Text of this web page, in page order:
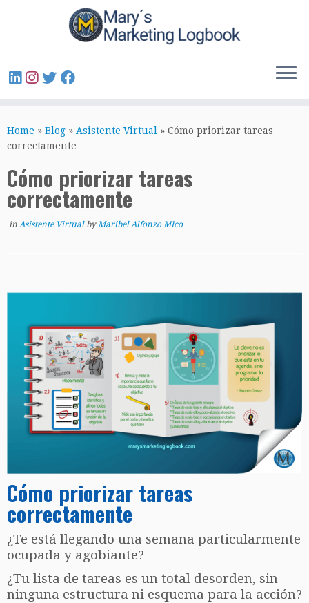
Home » Blog » Asistente Virtual » Cómo priorizar tareas
correctamente
Cómo priorizar tareas
correctamente
in Asistente VirtualbyMaribel Alfonzo MIco
Cómo priorizar tareas
correctamente
¿Te está llegando una semana particularmente
ocupada y agobiante?
¿Tu lista de tareas es un total desorden, sin
ninguna estructura ni esquema para la acción?